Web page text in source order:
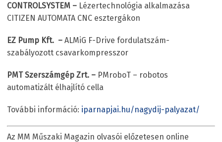
CONTROLSYSTEM – Lézertechnológia alkalmazása
CITIZEN AUTOMATA CNC esztergákon
EZ Pump Kft. – ALMiG F-Drive fordulatszám-
szabályozott csavarkompresszor
PMT Szerszámgép Zrt. – PMroboT – robotos
automatizált élhajlító cella
További információ: iparnapjai.hu/nagydij-palyazat/
Az MM Műszaki Magazin olvasói előzetesen online